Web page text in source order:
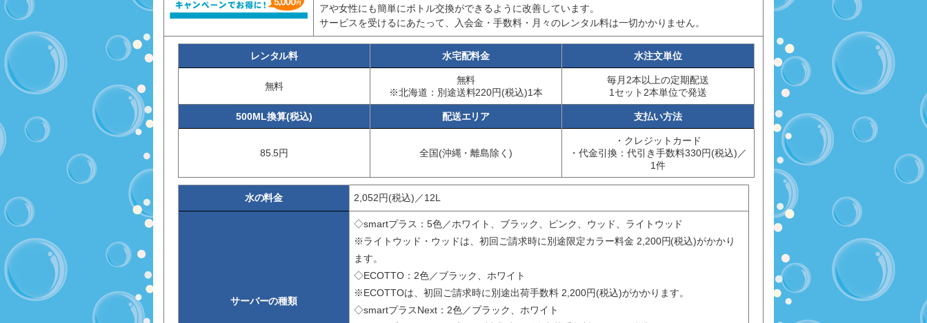
アや女性にも簡単にボトル交換ができるように改善しています。
サービスを受けるにあたって、入会金・手数料・月々のレンタル料は一切かかりません。
レンタル料 水宅配料金 水注文単位
無料
無料
※北海道：別途送料220円(税込)1本
毎月2本以上の定期配送
1セット2本単位で発送
500ML換算(税込) 配送エリア 支払い方法
85.5円 全国(沖縄・離島除く)
・クレジットカード
・代金引換：代引き手数料330円(税込)／
1件
水の料金 2,052円(税込)／12L
サーバーの種類
◇smartプラス：5色／ホワイト、ブラック、ピンク、ウッド、ライトウッド
※ライトウッド・ウッドは、初回ご請求時に別途限定カラー料金 2,200円(税込)がかかり
ます。
◇ECOTTO：2色／ブラック、ホワイト
※ECOTTOは、初回ご請求時に別途出荷手数料 2,200円(税込)がかかります。
◇smartプラスNext：2色／ブラック、ホワイト